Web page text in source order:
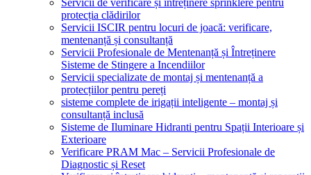
Servicii de verificare și întreținere sprinklere pentru
protecția clădirilor
Servicii ISCIR pentru locuri de joacă: verificare,
mentenanță și consultanță
Servicii Profesionale de Mentenanță și Întreținere
Sisteme de Stingere a Incendiilor
Servicii specializate de montaj și mentenanță a
protecțiilor pentru pereți
sisteme complete de irigații inteligente – montaj și
consultanță inclusă
Sisteme de Iluminare Hidranti pentru Spații Interioare și
Exterioare
Verificare PRAM Mac – Servicii Profesionale de
Diagnostic și Reset